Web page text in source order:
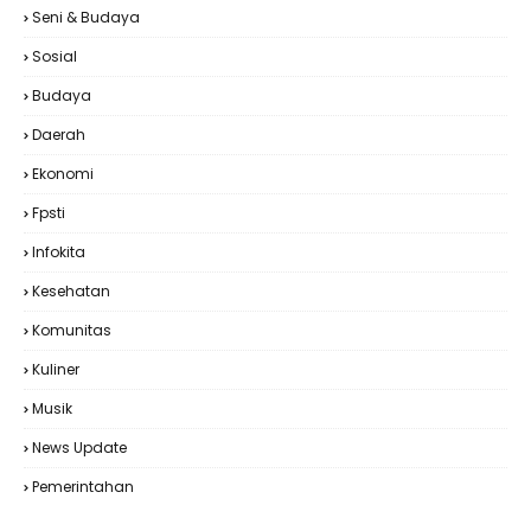
Seni & Budaya
Sosial
Budaya
Daerah
Ekonomi
Fpsti
Infokita
Kesehatan
Komunitas
Kuliner
Musik
News Update
Pemerintahan